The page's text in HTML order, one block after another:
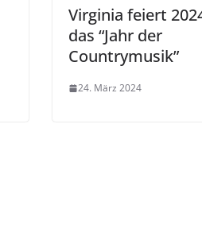
Virginia feiert
das “Jahr der
Countrymusik”
24. März 2024